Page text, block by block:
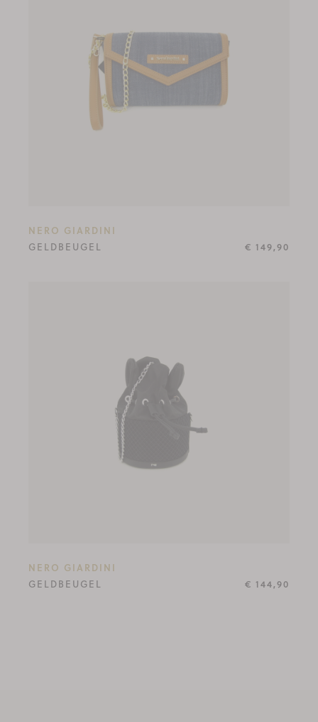
NERO GIARDINI
GELDBEUGEL
€ 149,90
NERO GIARDINI
GELDBEUGEL
€ 144,90